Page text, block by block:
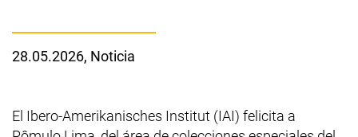
28.05.2026, Noticia
El Ibero-Amerikanisches Institut (IAI) felicita a